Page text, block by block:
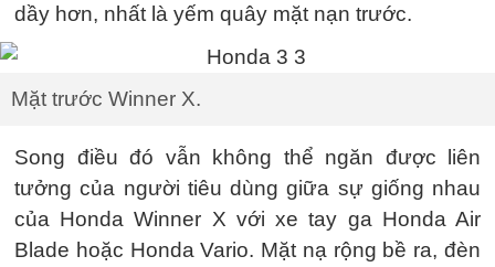
dầy hơn, nhất là yếm quây mặt nạn trước.
Mặt trước Winner X.
Song điều đó vẫn không thể ngăn được liên
tưởng của người tiêu dùng giữa sự giống nhau
của Honda Winner X với xe tay ga Honda Air
Blade hoặc Honda Vario. Mặt nạ rộng bề ra, đèn